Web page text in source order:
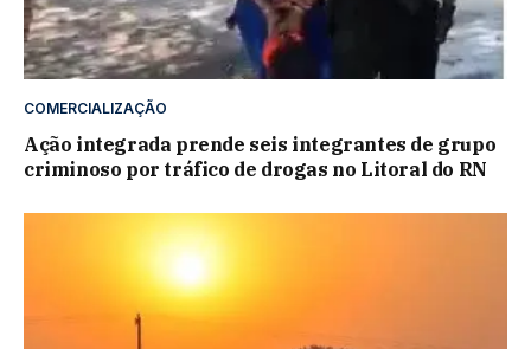
COMERCIALIZAÇÃO
Ação integrada prende seis integrantes de grupo
criminoso por tráfico de drogas no Litoral do RN